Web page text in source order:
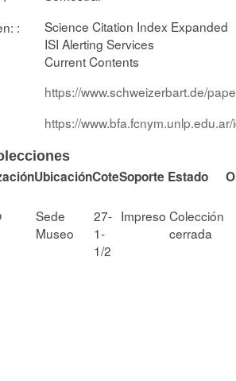
:
Science Citation Index Expanded
ISI Alerting Services
Current Contents
https://www.schweizerbart.de/
https://
UbicaciónCoteSoporte Estado
Sede
Museo
27-
1-
1/2
Impreso Colección
cerrada